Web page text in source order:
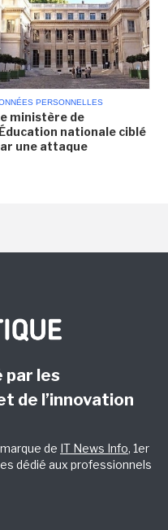
PERSONNELLES
ministère de
nationale ciblé
une attaque
par les
de l’innovation
de IT News Info, 1er
dédié aux professionnels